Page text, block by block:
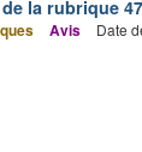
la rubrique
Avis Date